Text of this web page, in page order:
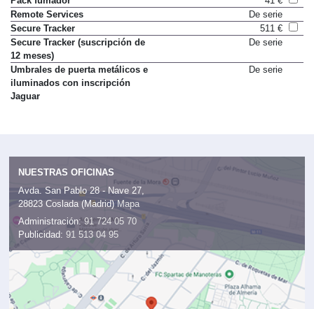
Remote Services
De serie
Secure Tracker
511 €
Secure Tracker (suscripción de
12 meses)
De serie
Umbrales de puerta metálicos e
iluminados con inscripción
Jaguar
De serie
NUESTRAS OFICINAS
Avda. San Pablo 28 - Nave 27,
28823 Coslada (Madrid) Mapa
Administración: 91 724 05 70
Publicidad: 91 513 04 95